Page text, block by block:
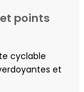
points
cyclable
et